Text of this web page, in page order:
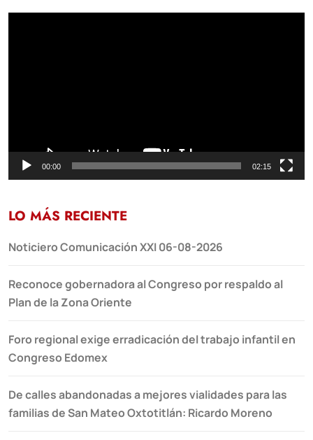
00:00 02:15
LO MÁS RECIENTE
Noticiero Comunicación XXI 06-08-2026
Reconoce gobernadora al Congreso por respaldo al
Plan de la Zona Oriente
Foro regional exige erradicación del trabajo infantil en
Congreso Edomex
De calles abandonadas a mejores vialidades para las
familias de San Mateo Oxtotitlán: Ricardo Moreno